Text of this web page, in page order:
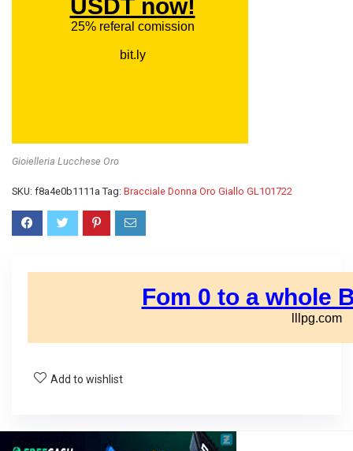
Gioielleria Lucchese Oro
SKU: f8a4e0b1111a Tag: Bracciale Donna Oro Giallo GL101722
Add to wishlist